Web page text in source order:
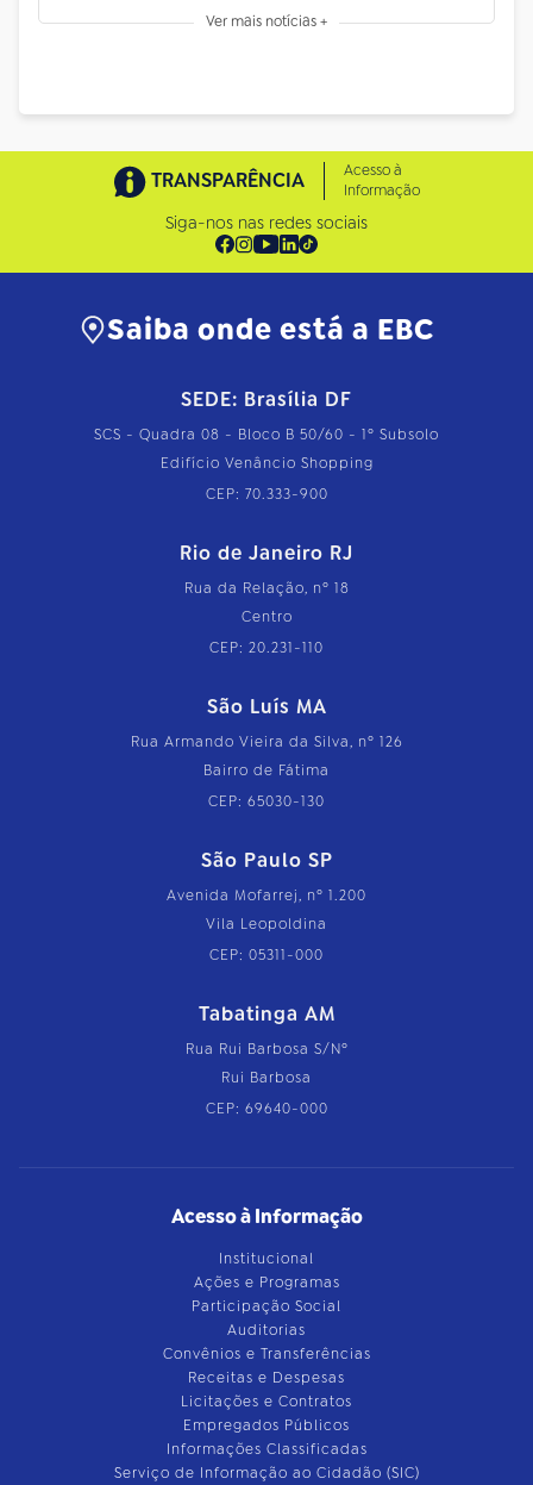
Ver mais notícias +
TRANSPARÊNCIA
Acesso à
Informação
Siga-nos nas redes sociais
Saiba onde está a EBC
SEDE: Brasília DF
SCS - Quadra 08 - Bloco B 50/60 - 1º Subsolo
Edifício Venâncio Shopping
CEP: 70.333-900
Rio de Janeiro RJ
Rua da Relação, nº 18
Centro
CEP: 20.231-110
São Luís MA
Rua Armando Vieira da Silva, nº 126
Bairro de Fátima
CEP: 65030-130
São Paulo SP
Avenida Mofarrej, nº 1.200
Vila Leopoldina
CEP: 05311-000
Tabatinga AM
Rua Rui Barbosa S/Nº
Rui Barbosa
CEP: 69640-000
Acesso à Informação
Institucional
Ações e Programas
Participação Social
Auditorias
Convênios e Transferências
Receitas e Despesas
Licitações e Contratos
Empregados Públicos
Informações Classificadas
Serviço de Informação ao Cidadão (SIC)